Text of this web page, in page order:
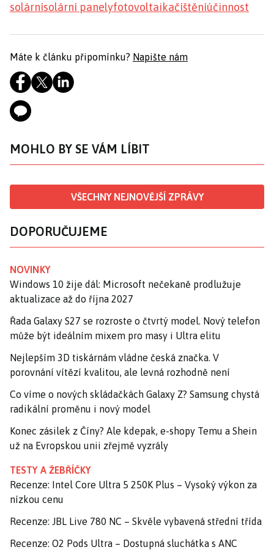
solárnísolární panelyfotovoltaikačíštěníúčinnost
Máte k článku připomínku? Napište nám
MOHLO BY SE VÁM LÍBIT
VŠECHNY NEJNOVĚJŠÍ ZPRÁVY
DOPORUČUJEME
NOVINKY
Windows 10 žije dál: Microsoft nečekaně prodlužuje
aktualizace až do října 2027
Řada Galaxy S27 se rozroste o čtvrtý model. Nový telefon
může být ideálním mixem pro masy i Ultra elitu
Nejlepším 3D tiskárnám vládne česká značka. V
porovnání vítězí kvalitou, ale levná rozhodně není
Co víme o nových skládačkách Galaxy Z? Samsung chystá
radikální proměnu i nový model
Konec zásilek z Číny? Ale kdepak, e-shopy Temu a Shein
už na Evropskou unii zřejmě vyzrály
TESTY A ŽEBŘÍČKY
Recenze: Intel Core Ultra 5 250K Plus – Vysoký výkon za
nízkou cenu
Recenze: JBL Live 780 NC – Skvěle vybavená střední třída
Recenze: O2 Pods Ultra – Dostupná sluchátka s ANC